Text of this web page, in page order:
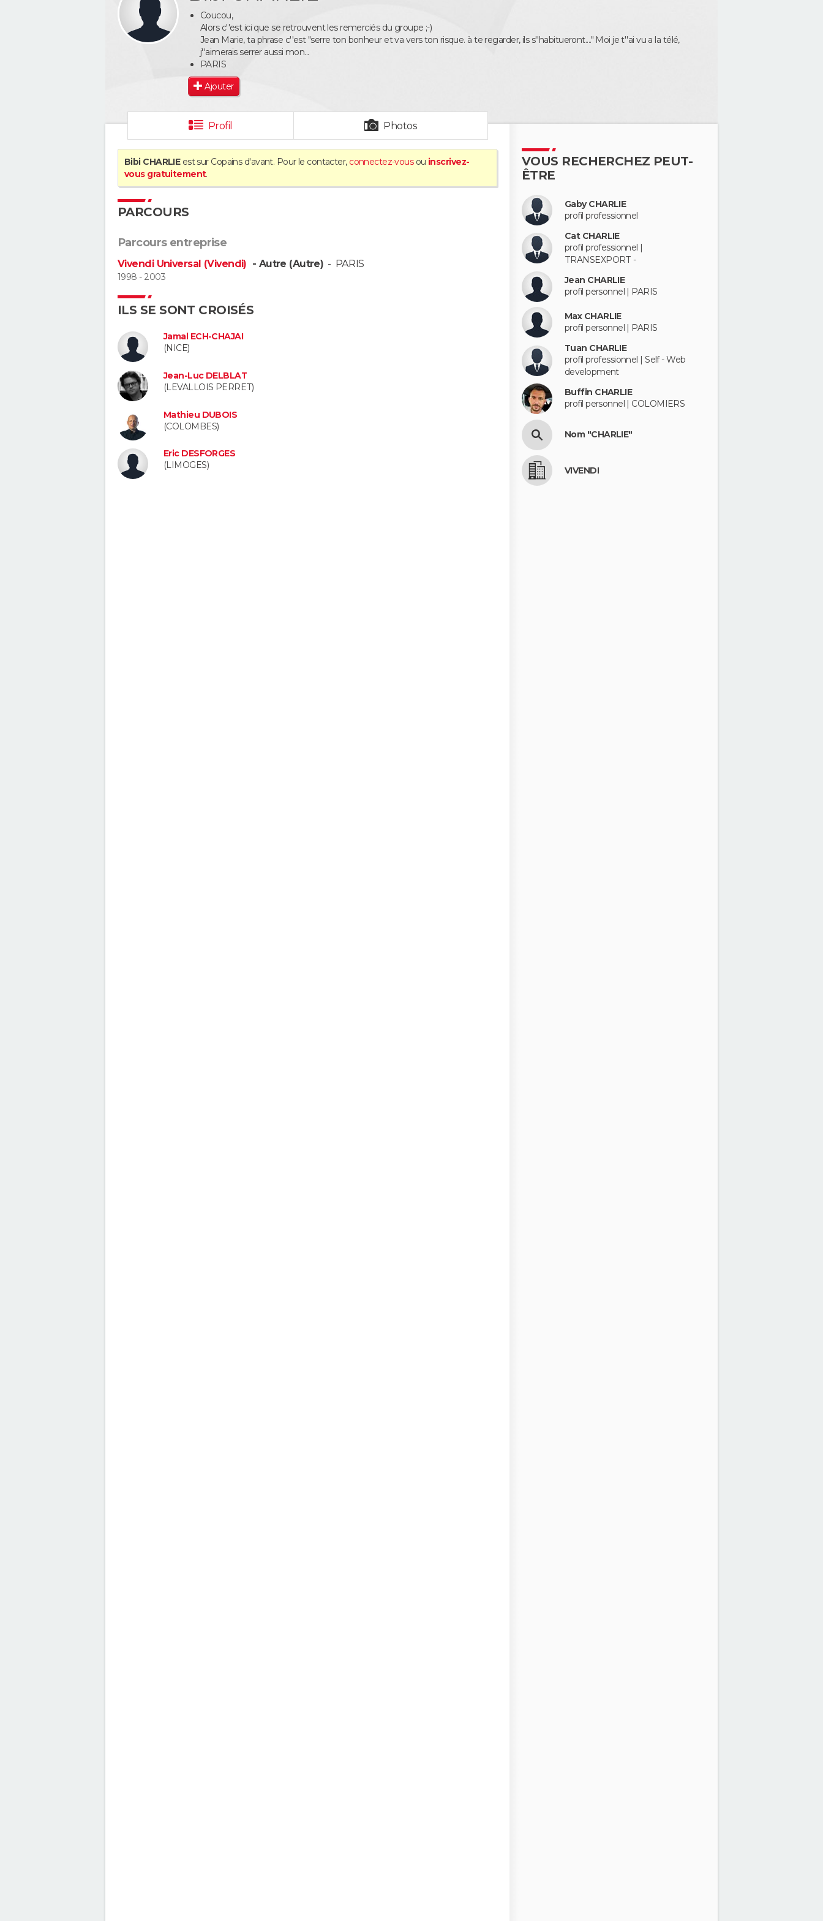
Coucou,
Alors c''est ici que se retrouvent les remerciés du groupe ;-)
Jean Marie, ta phrase c''est "serre ton bonheur et va vers ton risque. à te regarder, ils s''habitueront...." Moi je t''ai vu a la télé,
j''aimerais serrer aussi mon...
PARIS
Ajouter
Profil Photos
Bibi CHARLIEest sur Copains d'avant. Pour le contacter, connectez-vousou inscrivez-
vous gratuitement.
PARCOURS
Parcours entreprise
Vivendi Universal (Vivendi) - Autre (Autre) - PARIS
1998 - 2003
ILS SE SONT CROISÉS
Jamal ECH-CHAJAI
(NICE)
Jean-Luc DELBLAT
(LEVALLOIS PERRET)
Mathieu DUBOIS
(COLOMBES)
Eric DESFORGES
(LIMOGES)
VOUS RECHERCHEZ PEUT-
ÊTRE
Gaby CHARLIE
profil professionnel
Cat CHARLIE
profil professionnel |
TRANSEXPORT -
Jean CHARLIE
profil personnel | PARIS
Max CHARLIE
profil personnel | PARIS
Tuan CHARLIE
profil professionnel | Self - Web
development
Buffin CHARLIE
profil personnel | COLOMIERS
Nom "CHARLIE"
VIVENDI